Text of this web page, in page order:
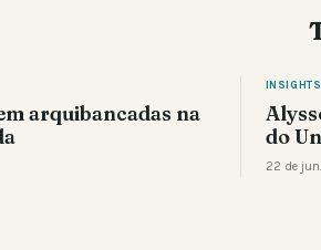
arquibancadas na
INSIGHTS
do
22 de jun.